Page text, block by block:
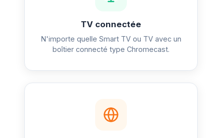
TV connectée
N'importe quelle Smart TV ou TV avec un
boîtier connecté type Chromecast.